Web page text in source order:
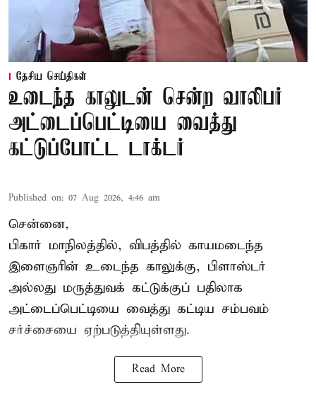
தேசிய செய்திகள்
உடைந்த காலுடன் சென்ற வாலிபர்
அட்டைப்பெட்டியை வைத்து
கட்டுப்போட்ட டாக்டர்
Published on: 07 Aug 2026, 4:46 am
சென்னை,
பிகார் மாநிலத்தில், விபத்தில் காயமடைந்த
இளைஞரின் உடைந்த காலுக்கு, பிளாஸ்டர்
அல்லது மருத்துவக் கட்டுக்குப் பதிலாக
அட்டைப்பெட்டியை வைத்து கட்டிய சம்பவம்
சர்ச்சையை ஏற்படுத்தியுள்ளது.
Read More